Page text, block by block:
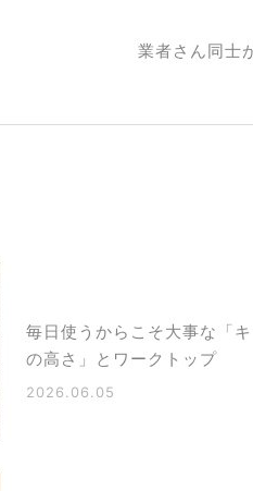
業者さん同士
毎日使うからこそ大事な「
の高さ」とワークトップ
2026.06.05